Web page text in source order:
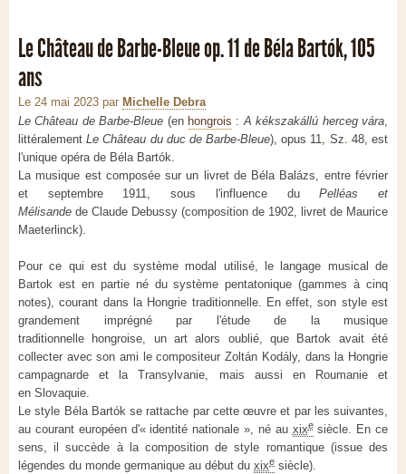
Le Château de Barbe-Bleue op. 11 de Béla Bartók, 105
ans
Le 24 mai 2023 par Michelle Debra
Le Château de Barbe-Bleue (en hongrois :A kékszakállú herceg vára,
littéralementLe Château du duc de Barbe-Bleue), opus 11, Sz. 48, est
l'unique opéra de Béla Bartók.
La musique est composée sur un livret de Béla Balázs, entre février
et septembre 1911, sous l'influence duPelléas et
Mélisande de Claude Debussy (composition de 1902, livret de Maurice
Maeterlinck).
Pour ce qui est du système modal utilisé, le langage musical de
Bartok est en partie né du système pentatonique (gammes à cinq
notes), courant dans la Hongrie traditionnelle. En effet, son style est
grandement imprégné par l'étude de la musique
traditionnelle hongroise, un art alors oublié, que Bartok avait été
collecter avec son ami le compositeur Zoltán Kodály, dans la Hongrie
campagnarde et la Transylvanie, mais aussi en Roumanie et
en Slovaquie.
Le style Béla Bartók se rattache par cette œuvre et par les suivantes,
au courant européen d'« identité nationale », né au xixesiècle. En ce
sens, il succède à la composition de style romantique (issue des
légendes du monde germanique au début du xixe siècle).